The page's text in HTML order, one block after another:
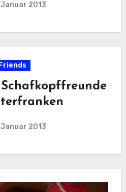
Januar 2013
Friends
Januar 2013